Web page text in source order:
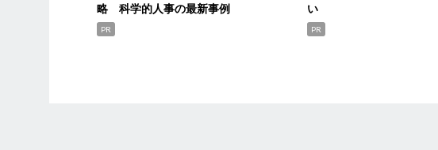
略 科学的人事の最新事例
PR
い
PR